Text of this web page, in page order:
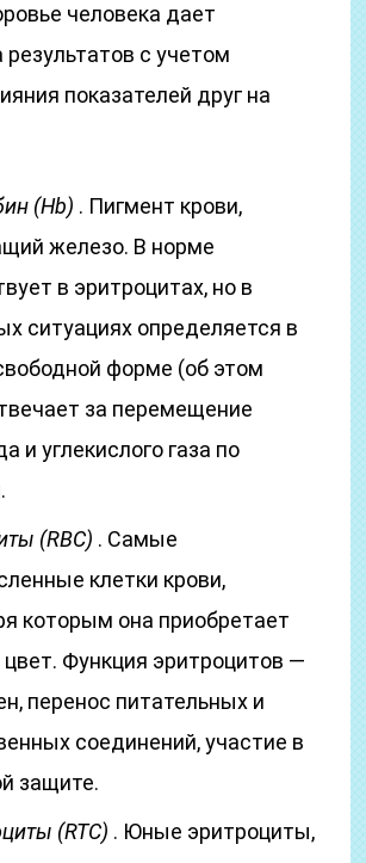
человека дает
с учетом
показателей друг на
(Hb) . Пигмент крови,
железо. В норме
в эритроцитах, но в
ситуациях определяется в
форме (об этом
за перемещение
и углекислого газа по
(RBC) . Самые
клетки крови,
которым она приобретает
Функция эритроцитов —
перенос питательных и
соединений, участие в
защите.
(RTC) . Юные эритроциты,